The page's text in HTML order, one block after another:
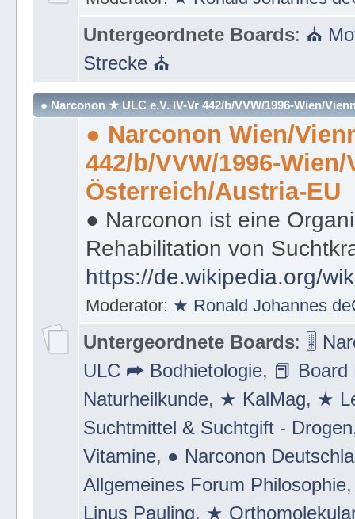
Untergeordnete Boards: ⛪
Strecke ⛪
● Narconon ★ ULC e.V. IV-Vr 442/b/VVW/1996-Wien/
● Narconon Wien/
442/b/VVW/1996-Wien/
Österreich/Austria-EU
● Narconon ist eine
Rehabilitation von
https://de.wikipedia.org/
Moderator: ★ Ronald Johannes
Untergeordnete Boards: 🎚
ULC ➦ Bodhietologie, 📕
Naturheilkunde, ★ KalMag, ★
Suchtmittel & Suchtgift - Drogen
Vitamine, ● Narconon
Allgemeines Forum Philosophie
Linus Pauling, ★